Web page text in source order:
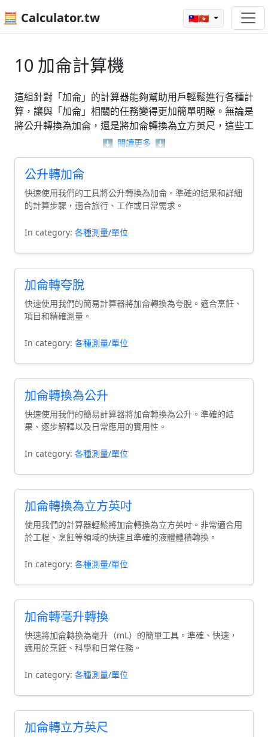
🧮 Calculator.tw 🇹🇼🇭🇰
10 加侖計算機
這組針對「加侖」的計算器能夠幫助用戶輕鬆進行各種計
算，讓與「加侖」相關的任務變得更加簡單明瞭。無論是
將公升轉換為加侖，還是將加侖轉換為立方英尺，這些工
具都能為你提供準確的結果。此外，還有其他如夸脫轉加
侖等功能，旨在協助用戶快速解決具體的計算問題。透過
這些計算器，你可以更有效率地處理與「加侖」相關的數
據和單位轉換。
⬇️ 閱讀更多 ⬇️
公升轉加侖
快速使用我們的工具將公升轉換為加侖。準確的結果和詳細
的計算步驟，適合旅行、工作或日常需求。
In category: 各種測量/單位
加侖轉夸脫
快速使用我們的簡易計算器將加侖轉換為夸脫。適合烹飪、
項目和精確測量。
In category: 各種測量/單位
加侖轉換為公升
快速使用我們的簡易計算器將加侖轉換為公升。準確的結
果、逐步解釋以及日常應用的實用性。
In category: 各種測量/單位
加侖轉換為立方英吋
使用我們的計算器輕鬆將加侖轉換為立方英吋。非常適合用
於工程、烹飪等領域的快速且準確的液體體積轉換。
In category: 各種測量/單位
加侖轉毫升轉換
快速將加侖轉換為毫升（mL）的簡單工具。準確、快速，
適用於烹飪、科學和日常任務。
In category: 各種測量/單位
加侖轉立方英尺